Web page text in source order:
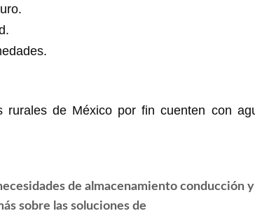
de México por fin cuenten con
de almacenamiento conducción y
sobre las soluciones de